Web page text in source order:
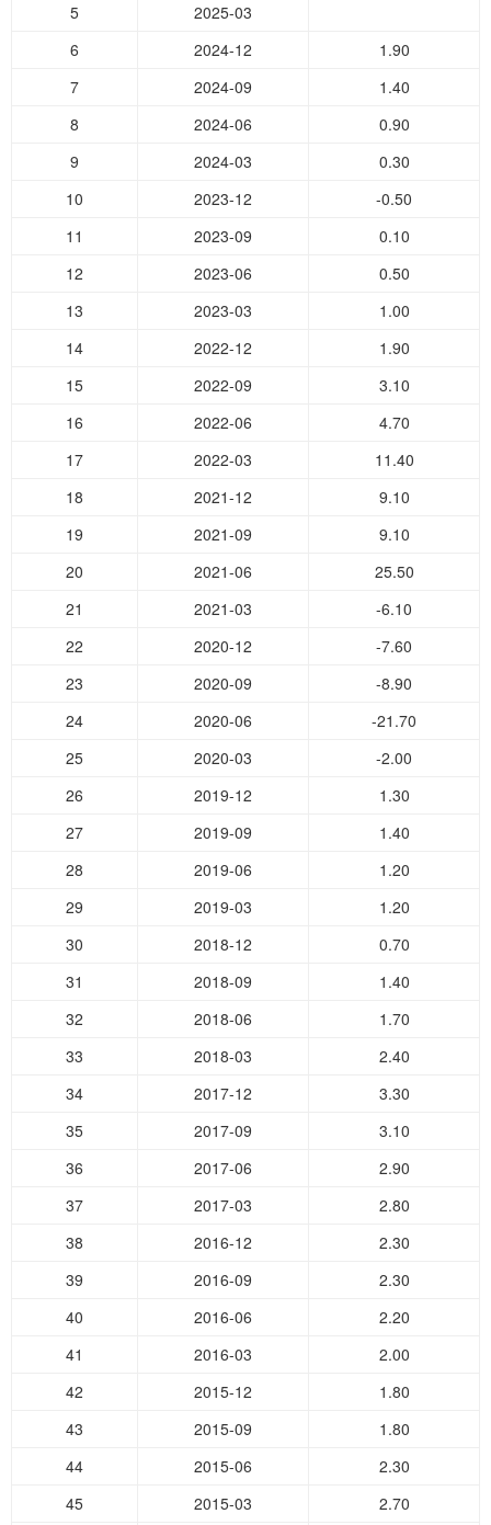
5
2025-03
6
2024-12
1.90
7
2024-09
1.40
8
2024-06
0.90
9
2024-03
0.30
10
2023-12
-0.50
11
2023-09
0.10
12
2023-06
0.50
13
2023-03
1.00
14
2022-12
1.90
15
2022-09
3.10
16
2022-06
4.70
17
2022-03
11.40
18
2021-12
9.10
19
2021-09
9.10
20
2021-06
25.50
21
2021-03
-6.10
22
2020-12
-7.60
23
2020-09
-8.90
24
2020-06
-21.70
25
2020-03
-2.00
26
2019-12
1.30
27
2019-09
1.40
28
2019-06
1.20
29
2019-03
1.20
30
2018-12
0.70
31
2018-09
1.40
32
2018-06
1.70
33
2018-03
2.40
34
2017-12
3.30
35
2017-09
3.10
36
2017-06
2.90
37
2017-03
2.80
38
2016-12
2.30
39
2016-09
2.30
40
2016-06
2.20
41
2016-03
2.00
42
2015-12
1.80
43
2015-09
1.80
44
2015-06
2.30
45
2015-03 2.70